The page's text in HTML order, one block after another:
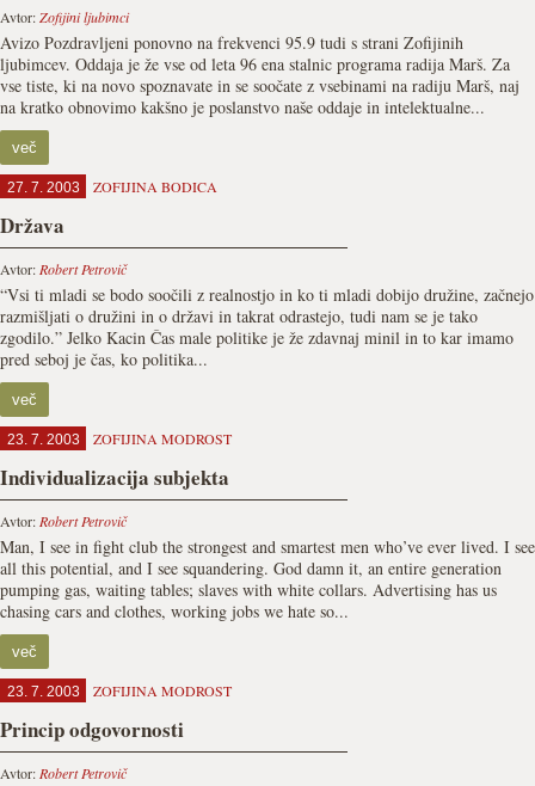
Avtor:Zofijini ljubimci
Avizo Pozdravljeni ponovno na frekvenci 95.9 tudi s strani Zofijinih
ljubimcev. Oddaja je že vse od leta 96 ena stalnic programa radija Marš. Za
vse tiste, ki na novo spoznavate in se soočate z vsebinami na radiju Marš, naj
na kratko obnovimo kakšno je poslanstvo naše oddaje in intelektualne...
več
27. 7. 2003 ZOFIJINA BODICA
Država
Avtor: Robert Petrovič
“Vsi ti mladi se bodo soočili z realnostjo in ko ti mladi dobijo družine, začnejo
razmišljati o družini in o državi in takrat odrastejo, tudi nam se je tako
zgodilo.” Jelko Kacin Čas male politike je že zdavnaj minil in to kar imamo
pred seboj je čas, ko politika...
več
23. 7. 2003 ZOFIJINA MODROST
Individualizacija subjekta
Avtor: Robert Petrovič
Man, I see in fight club the strongest and smartest men who’ve ever lived. I see
all this potential, and I see squandering. God damn it, an entire generation
pumping gas, waiting tables; slaves with white collars. Advertising has us
chasing cars and clothes, working jobs we hate so...
več
23. 7. 2003 ZOFIJINA MODROST
Princip odgovornosti
Avtor: Robert Petrovič